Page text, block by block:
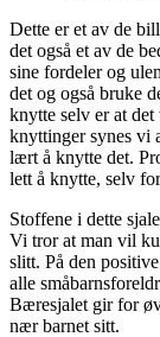
Dette er et av de
det også et av de
sine fordeler og
det og også bruke
knytte selv er at
knyttinger synes vi
lært å knytte det.
lett å knytte, selv
Stoffene i dette
Vi tror at man vil
slitt. På den
alle
Bæresjalet gir for
nær barnet sitt.